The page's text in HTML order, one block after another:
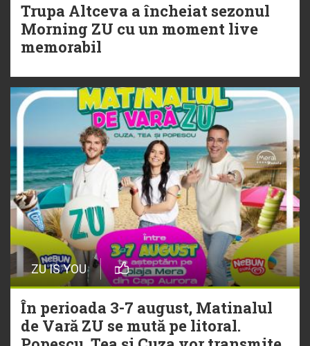
20 Iulie
Torpedoul lui Morar: Theo Rose -
Trupa Altceva a încheiat sezonul
Morning ZU cu un moment live
memorabil
ZU IS YOU
În perioada 3-7 august, Matinalul
de Vară ZU se mută pe litoral.